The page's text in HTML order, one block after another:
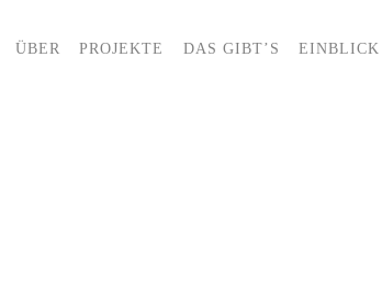
ÜBER PROJEKTE DAS GIBT’S EINBLICK